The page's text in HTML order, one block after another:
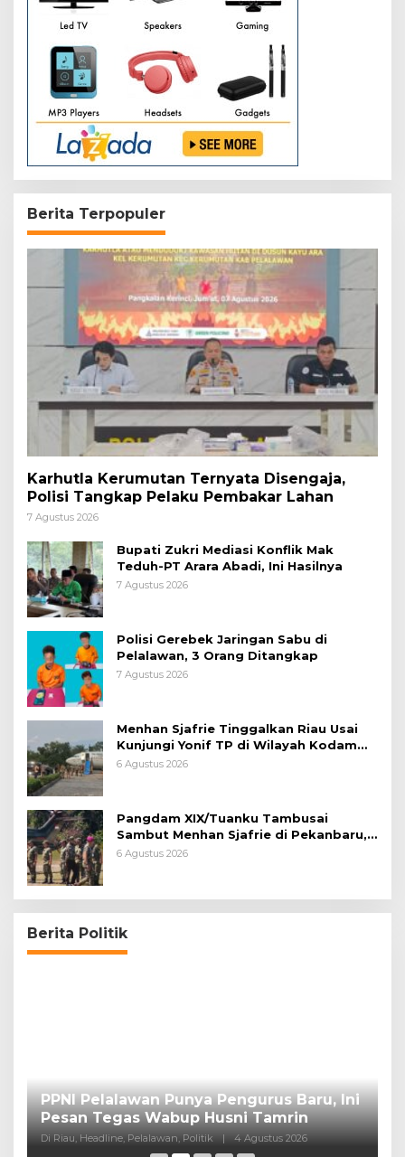
Berita Terpopuler
Karhutla Kerumutan Ternyata Disengaja,
Polisi Tangkap Pelaku Pembakar Lahan
7 Agustus 2026
Bupati Zukri Mediasi Konflik Mak
Teduh-PT Arara Abadi, Ini Hasilnya
7 Agustus 2026
Polisi Gerebek Jaringan Sabu di
Pelalawan, 3 Orang Ditangkap
7 Agustus 2026
Menhan Sjafrie Tinggalkan Riau Usai
Kunjungi Yonif TP di Wilayah Kodam
XIX/Tuanku Tambusai
6 Agustus 2026
Pangdam XIX/Tuanku Tambusai
Sambut Menhan Sjafrie di Pekanbaru,
Ada Agenda Penting
6 Agustus 2026
Berita Politik
PPNI Pelalawan Punya Pengurus Baru, Ini
Pesan Tegas Wabup Husni Tamrin
Di Riau, Headline, Pelalawan, Politik | 4 Agustus 2026